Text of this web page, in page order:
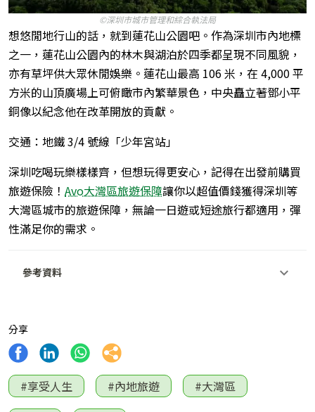
©深圳市城市管理和綜合執法局
想悠閒地行山的話，就到蓮花山公園吧。作為深圳市內地標
之一，蓮花山公園內的林木與湖泊於四季都呈現不同風貌，
亦有草坪供大眾休閒娛樂。蓮花山最高 106 米，在 4,000 平
方米的山頂廣場上可俯瞰市內繁華景色，中央矗立著鄧小平
銅像以紀念他在改革開放的貢獻。
交通：地鐵 3/4 號線「少年宮站」
深圳吃喝玩樂樣樣齊，但想玩得更安心，記得在出發前購買
旅遊保險！ Avo大灣區旅遊保障讓你以超值價錢獲得深圳等
大灣區城市的旅遊保障，無論一日遊或短途旅行都適用，彈
性滿足你的需求。
參考資料
分享
#享受人生 #內地旅遊
#大灣區